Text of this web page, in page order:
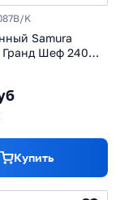
K
Samura
Гранд Шеф 240
Купить